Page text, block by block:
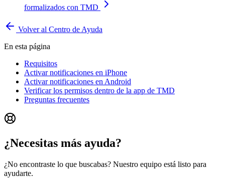
formalizados con TMD
Volver al Centro de Ayuda
En esta página
Requisitos
Activar notificaciones en iPhone
Activar notificaciones en Android
Verificar los permisos dentro de la app de TMD
Preguntas frecuentes
¿Necesitas más ayuda?
¿No encontraste lo que buscabas? Nuestro equipo está listo para
ayudarte.